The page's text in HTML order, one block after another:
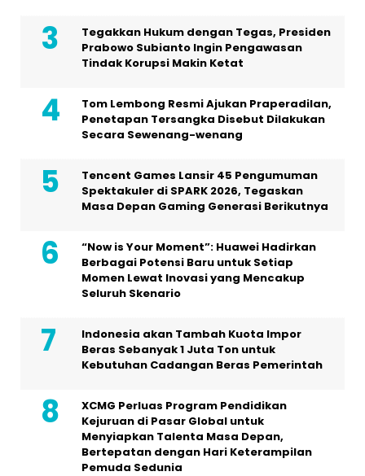
Tegakkan Hukum dengan Tegas, Presiden
Prabowo Subianto Ingin Pengawasan
Tindak Korupsi Makin Ketat
Tom Lembong Resmi Ajukan Praperadilan,
Penetapan Tersangka Disebut Dilakukan
Secara Sewenang-wenang
Tencent Games Lansir 45 Pengumuman
Spektakuler di SPARK 2026, Tegaskan
Masa Depan Gaming Generasi Berikutnya
“Now is Your Moment”: Huawei Hadirkan
Berbagai Potensi Baru untuk Setiap
Momen Lewat Inovasi yang Mencakup
Seluruh Skenario
Indonesia akan Tambah Kuota Impor
Beras Sebanyak 1 Juta Ton untuk
Kebutuhan Cadangan Beras Pemerintah
XCMG Perluas Program Pendidikan
Kejuruan di Pasar Global untuk
Menyiapkan Talenta Masa Depan,
Bertepatan dengan Hari Keterampilan
Pemuda Sedunia